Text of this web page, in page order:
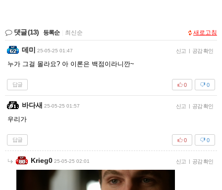
댓글(13) 등록순 최신순 새로고침
데미 25-05-25 01:47 신고 | 공감 확인
누가 그걸 몰라요? 아 이론은 백점이라니깐~
답글 0
0
바다새 25-05-25 01:57 신고 | 공감 확인
우리가
답글 0
0
Krieg0 25-05-25 02:01 신고 | 공감 확인